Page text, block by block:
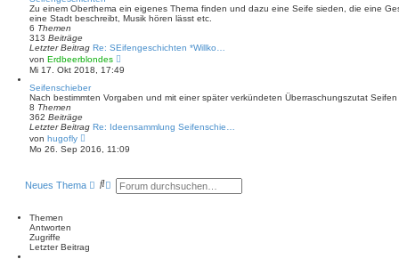
s
t
B
e
i
t
a
Zu einem Oberthema ein eigenes Thema finden und dazu eine Seife sieden, die eine
eine Stadt beschreibt, Musik hören lässt etc.
6 Themen
313 Beiträge
Letzter Beitrag Re: SEifengeschichten *Willko…
von Erdbeerblondes
e
u
s
t
r
e
i
a
g
Mi 17. Okt 2018, 17:49
Seifenschieber
Nach bestimmten Vorgaben und mit einer später verkündeten Überraschungszutat
8 Themen
362 Beiträge
Letzter Beitrag Re: Ideensammlung Seifenschie…
von hugofly
e
u
t
r
Mo 26. Sep 2016, 11:09
Neues Thema
S E
Themen
Antworten
Zugriffe
Letzter Beitrag